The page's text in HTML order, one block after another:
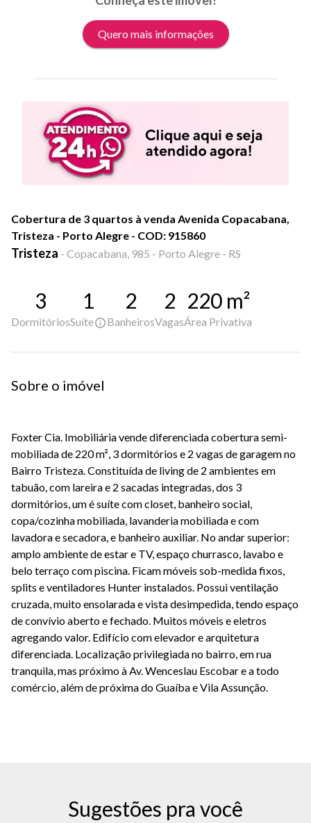
Quero mais informações
Cobertura de 3 quartos à venda Avenida Copacabana,
Tristeza - Porto Alegre - COD: 915860
Tristeza - Copacabana, 985 - Porto Alegre - RS
3
Dormitórios
1
Suíte
2
Banheiros
2
Vagas
220 m²
Área Privativa
Sobre o imóvel
Foxter Cia. Imobiliária vende diferenciada cobertura semi-
mobiliada de 220 m², 3 dormitórios e 2 vagas de garagem no
Bairro Tristeza. Constituída de living de 2 ambientes em
tabuão, com lareira e 2 sacadas integradas, dos 3
dormitórios, um é suíte com closet, banheiro social,
copa/cozinha mobiliada, lavanderia mobiliada e com
lavadora e secadora, e banheiro auxiliar. No andar superior:
amplo ambiente de estar e TV, espaço churrasco, lavabo e
belo terraço com piscina. Ficam móveis sob-medida fixos,
splits e ventiladores Hunter instalados. Possui ventilação
cruzada, muito ensolarada e vista desimpedida, tendo espaço
de convívio aberto e fechado. Muitos móveis e eletros
agregando valor. Edifício com elevador e arquitetura
diferenciada. Localização privilegiada no bairro, em rua
tranquila, mas próximo à Av. Wenceslau Escobar e a todo
comércio, além de próxima do Guaíba e Vila Assunção.
Sugestões pra você